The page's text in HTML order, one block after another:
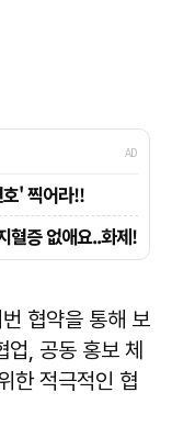
협약을 통해 보
, 공동 홍보 체
한 적극적인 협